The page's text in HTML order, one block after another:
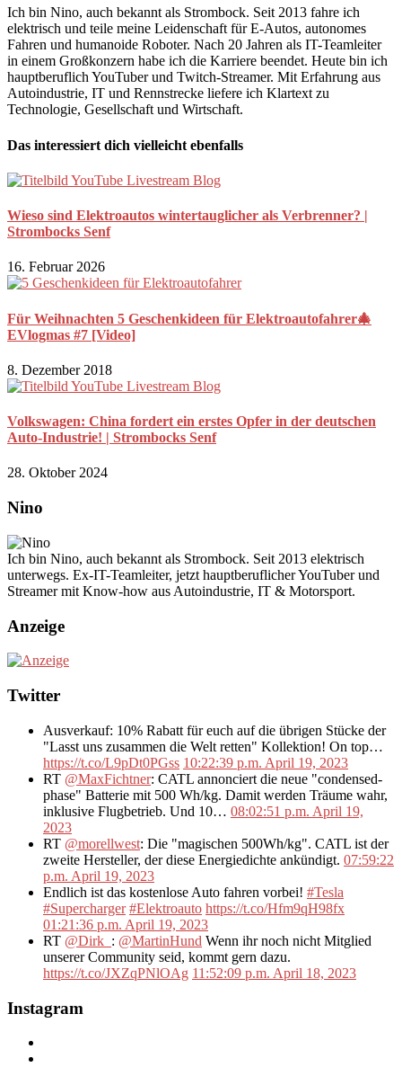
Ich bin Nino, auch bekannt als Strombock. Seit 2013 fahre ich
elektrisch und teile meine Leidenschaft für E-Autos, autonomes
Fahren und humanoide Roboter. Nach 20 Jahren als IT-Teamleiter
in einem Großkonzern habe ich die Karriere beendet. Heute bin ich
hauptberuflich YouTuber und Twitch-Streamer. Mit Erfahrung aus
Autoindustrie, IT und Rennstrecke liefere ich Klartext zu
Technologie, Gesellschaft und Wirtschaft.
Das interessiert dich vielleicht ebenfalls
Wieso sind Elektroautos wintertauglicher als Verbrenner? |
Strombocks Senf
16. Februar 2026
Für Weihnachten 5 Geschenkideen für Elektroautofahrer🎄
EVlogmas #7 [Video]
8. Dezember 2018
Volkswagen: China fordert ein erstes Opfer in der deutschen
Auto-Industrie! | Strombocks Senf
28. Oktober 2024
Nino
Ich bin Nino, auch bekannt als Strombock. Seit 2013 elektrisch
unterwegs. Ex-IT-Teamleiter, jetzt hauptberuflicher YouTuber und
Streamer mit Know-how aus Autoindustrie, IT & Motorsport.
Anzeige
Twitter
Ausverkauf: 10% Rabatt für euch auf die übrigen Stücke der
"Lasst uns zusammen die Welt retten" Kollektion! On top…
https://t.co/L9pDt0PGss 10:22:39 p.m. April 19, 2023
RT @MaxFichtner: CATL annonciert die neue "condensed-
phase" Batterie mit 500 Wh/kg. Damit werden Träume wahr,
inklusive Flugbetrieb. Und 10… 08:02:51 p.m. April 19,
2023
RT @morellwest: Die "magischen 500Wh/kg". CATL ist der
zweite Hersteller, der diese Energiedichte ankündigt. 07:59:22
p.m. April 19, 2023
Endlich ist das kostenlose Auto fahren vorbei! #Tesla
#Supercharger #Elektroauto https://t.co/Hfm9qH98fx
01:21:36 p.m. April 19, 2023
RT @Dirk_ : @MartinHund Wenn ihr noch nicht Mitglied
unserer Community seid, kommt gern dazu.
https://t.co/JXZqPNlOAg 11:52:09 p.m. April 18, 2023
Instagram